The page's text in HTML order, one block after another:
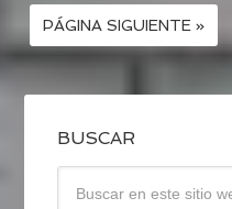
PÁGINA SIGUIENTE »
BUSCAR